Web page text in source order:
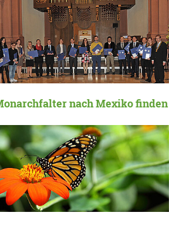
nach Mexiko finden